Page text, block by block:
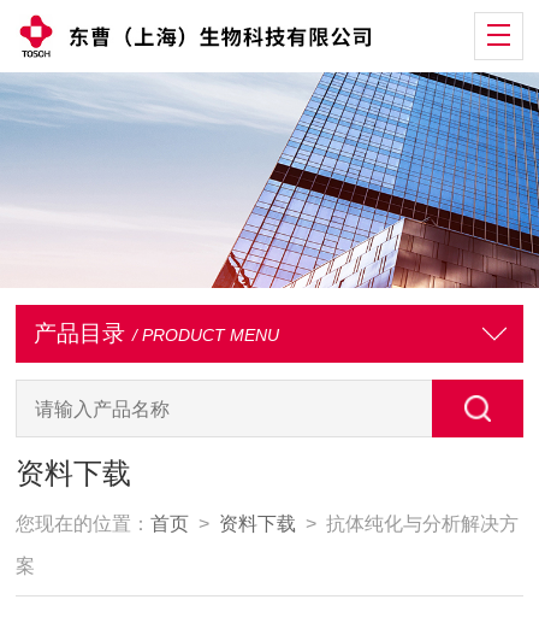
产品目录 / PRODUCT MENU
资料下载
您现在的位置：首页 > 资料下载 > 抗体纯化与分析解决方
案